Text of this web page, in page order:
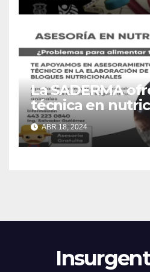
La SADERMA
técnica en
ABR 18, 2024